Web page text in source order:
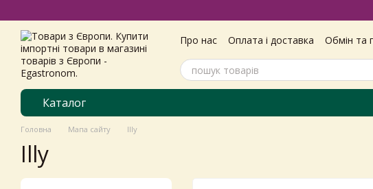
Про нас Оплата і доставка Обмін та
Угода користувача
Каталог
Головна Мапа сайту Illy
Illy